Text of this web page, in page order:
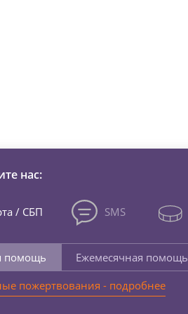
нас:
/ СБП SMS
помощь
Ежемесячная помощь
пожертвования - подробнее